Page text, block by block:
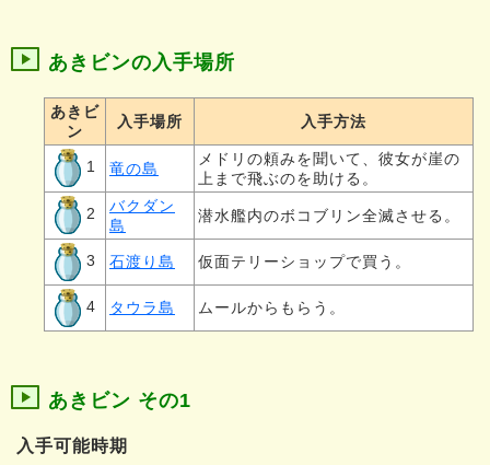
あきビンの入手場所
あきビ
ン
入手場所 入手方法
1 竜の島
メドリの頼みを聞いて、彼女が崖の
上まで飛ぶのを助ける。
2
バクダン
島
潜水艦内のボコブリン全滅させる。
3 石渡り島 仮面テリーショップで買う。
4 タウラ島 ムールからもらう。
あきビン その1
入手可能時期